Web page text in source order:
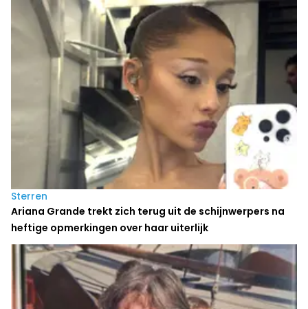
Sterren
Ariana Grande trekt zich terug uit de schijnwerpers na
heftige opmerkingen over haar uiterlijk